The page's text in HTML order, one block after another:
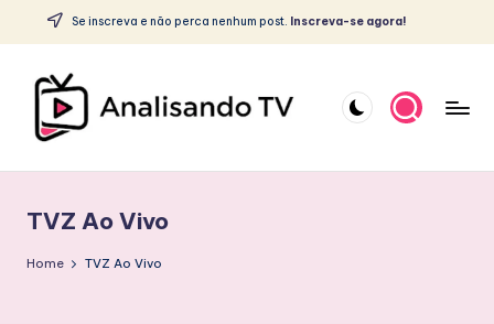
Skip
content
Se inscreva e não perca nenhum post. Inscreva-se agora!
A
L
TVZ Ao Vivo
Home TVZ Ao Vivo